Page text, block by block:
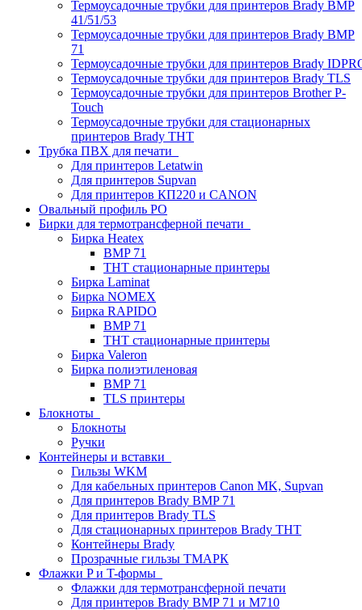
Термоусадочные трубки для принтеров Brady BMP
41/51/53
Термоусадочные трубки для принтеров Brady BMP
71
Термоусадочные трубки для принтеров Brady
Термоусадочные трубки для принтеров Brady TLS
Термоусадочные трубки для принтеров Brother P-
Touch
Термоусадочные трубки для стационарных
принтеров Brady THT
Трубка ПВХ для печати
Для принтеров Letatwin
Для принтеров Supvan
Для принтеров КП220 и CANON
Овальный профиль PO
Бирки для термотрансферной печати
Бирка Heatex
BMP 71
THT стационарные принтеры
Бирка Laminat
Бирка NOMEX
Бирка RAPIDO
BMP 71
THT стационарные принтеры
Бирка Valeron
Бирка полиэтиленовая
BMP 71
TLS принтеры
Блокноты
Блокноты
Ручки
Контейнеры и вставки
Гильзы WKM
Для кабельных принтеров Canon MK, Supvan
Для принтеров Brady BMP 71
Для принтеров Brady TLS
Для стационарных принтеров Brady THT
Контейнеры Brady
Прозрачные гильзы ТМАРК
Флажки P и T-формы
Флажки для термотрансферной печати
Для принтеров Brady BMP 71 и M710